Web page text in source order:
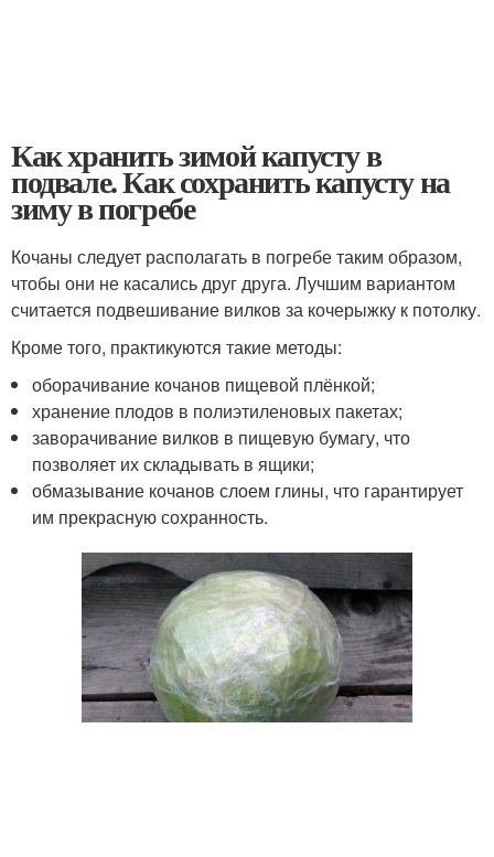
Как хранить зимой капусту в
подвале. Как сохранить капусту на
зиму в погребе
Кочаны следует располагать в погребе таким образом,
чтобы они не касались друг друга. Лучшим вариантом
считается подвешивание вилков за кочерыжку к потолку.
Кроме того, практикуются такие методы:
оборачивание кочанов пищевой плёнкой;
хранение плодов в полиэтиленовых пакетах;
заворачивание вилков в пищевую бумагу, что
позволяет их складывать в ящики;
обмазывание кочанов слоем глины, что гарантирует
им прекрасную сохранность.